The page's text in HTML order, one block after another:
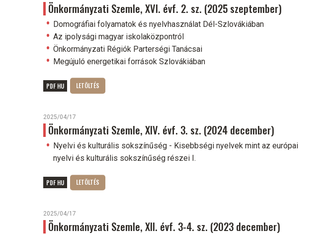
Önkormányzati Szemle, XVI. évf. 2. sz. (2025 szeptember)
Domográfiai folyamatok és nyelvhasználat Dél-Szlovákiában
Az ipolysági magyar iskolaközpontról
Önkormányzati Régiók Parterségi Tanácsai
Megújuló energetikai források Szlovákiában
PDF HU
2025/04/17
Önkormányzati Szemle, XIV. évf. 3. sz. (2024 december)
Nyelvi és kulturális sokszínűség - Kisebbségi nyelvek mint az európai
nyelvi és kulturális sokszínűség részei I.
PDF HU
2025/04/17
Önkormányzati Szemle, XII. évf. 3-4. sz. (2023 december)